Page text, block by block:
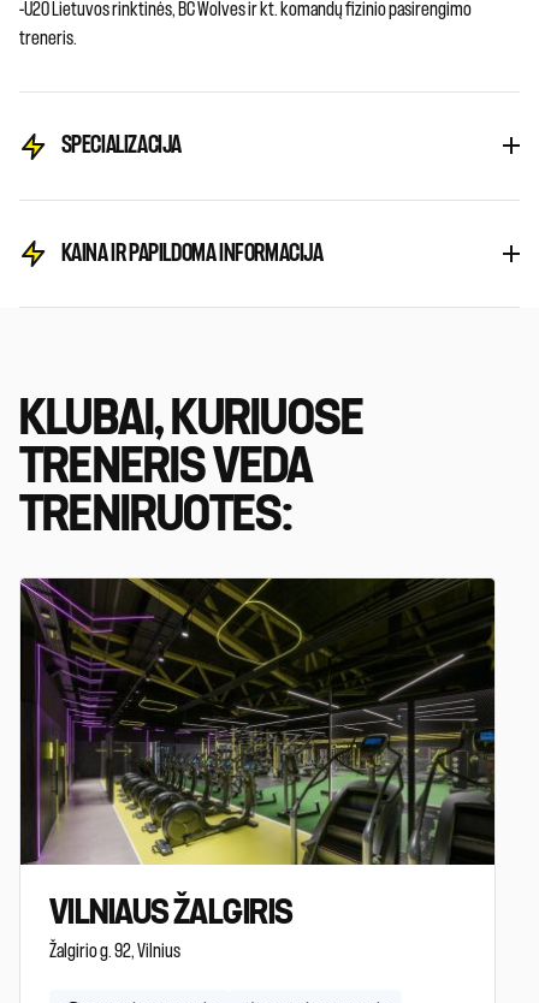
-U20 Lietuvos rinktinės, BC Wolves ir kt. komandų fizinio pasirengimo
treneris.
SPECIALIZACIJA
KAINA IR PAPILDOMA INFORMACIJA
KLUBAI, KURIUOSE
TRENERIS VEDA
TRENIRUOTES:
VILNIAUS ŽALGIRIS
Žalgirio g. 92, Vilnius